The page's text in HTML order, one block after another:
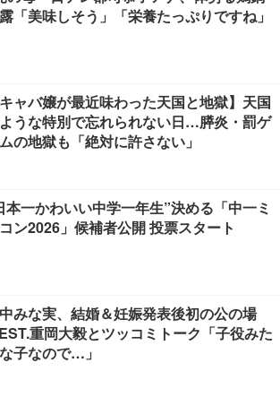
「美味しそう」「栄養たっぷりですね」
キャバ嬢が最近味わった天国と地獄】天国
うな特別で忘れられない日…膵炎・罰ゲ
の地獄も「絶対に許さない」
本一かわいい中学一年生”決める「中一ミ
ン2026」候補者公開 投票スタート
みな実、結婚＆妊娠発表後初の公の場
重岡大毅とツッコミトーク「子役みた
子なので…」